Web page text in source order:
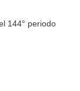
144° periodo